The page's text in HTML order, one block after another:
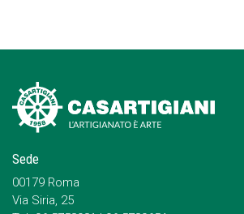
Sede
00179 Roma
Via Siria, 25